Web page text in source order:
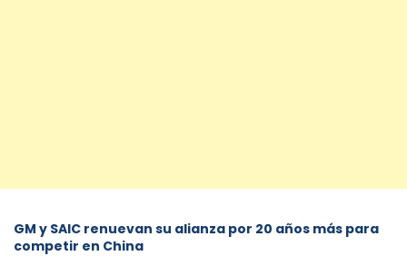
GM y SAIC renuevan su alianza por 20 años más para
competir en China